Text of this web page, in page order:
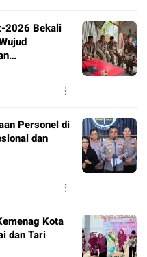
2026 Bekali
Personel di
dan
Kota
dan Tari